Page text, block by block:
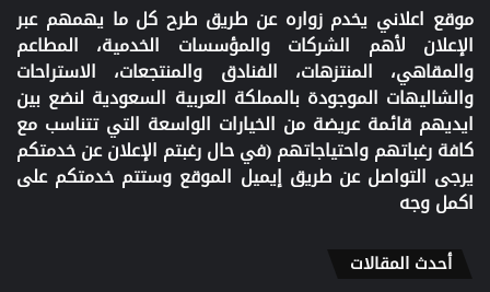
موقع اعلاني يخدم زواره عن طريق طرح كل ما يهمهم عبر
الإعلان لأهم الشركات والمؤسسات الخدمية، المطاعم
والمقاهي، المنتزهات، الفنادق والمنتجعات، الاستراحات
والشاليهات الموجودة بالمملكة العربية السعودية لنضع بين
ايديهم قائمة عريضة من الخيارات الواسعة التي تتناسب مع
كافة رغباتهم واحتياجاتهم (في حال رغبتم الإعلان عن خدمتكم
يرجى التواصل عن طريق إيميل الموقع وستتم خدمتكم على
اكمل وجه
أحدث المقالات